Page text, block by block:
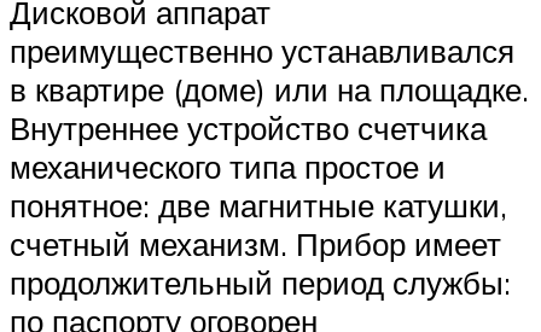
Дисковой аппарат
преимущественно устанавливался
в квартире (доме) или на площадке.
Внутреннее устройство счетчика
механического типа простое и
понятное: две магнитные катушки,
счетный механизм. Прибор имеет
продолжительный период службы:
по паспорту оговорен